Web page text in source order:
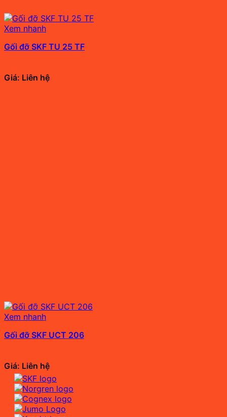
Xem nhanh
Gối đỡ SKF TU 25 TF
Giá: Liên hệ
Xem nhanh
Gối đỡ SKF UCT 206
Giá: Liên hệ